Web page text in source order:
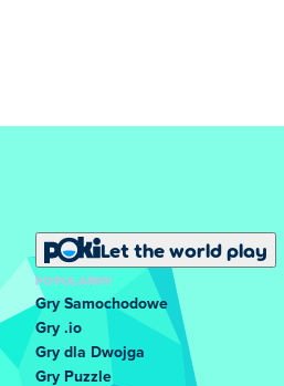
Let the world play
POPULARNY
Gry Samochodowe
Gry .io
Gry dla Dwojga
Gry Puzzle